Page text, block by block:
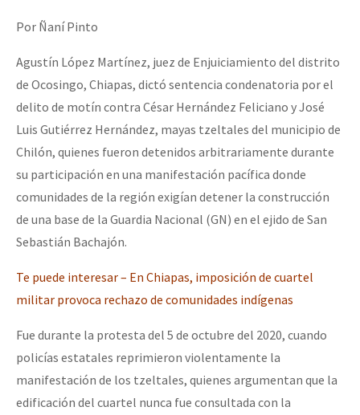
La Sexta
AutonomÍa y Resistencia
Megaproyectos
Migración
Presos
Mujeres
Niñxs
ETIQUETAS
MULTIMEDIA
Fotorreportaje
Video
Otras secciones
Dia 1: Encontro “Guerra contra a Humanidade”
[CDMX – 20 julio] Jornadas globales por la libertad de Jesús
“Sonhando a Terra do Bem Virá” se publica no Estado Espanhol
Se o México sabe, que o mundo saiba! Nossas lutas pela
[25 abr – CDMX] Tokín por el CNI: 30 años de Resistencia y
Por Ñaní Pinto
Agustín López Martínez, juez de Enjuiciamiento del distrito
de Ocosingo, Chiapas, dictó sentencia condenatoria por el
delito de motín contra César Hernández Feliciano y José
Luis Gutiérrez Hernández, mayas tzeltales del municipio de
Chilón, quienes fueron detenidos arbitrariamente durante
su participación en una manifestación pacífica donde
comunidades de la región exigían detener la construcción
de una base de la Guardia Nacional (GN) en el ejido de San
Sebastián Bachajón.
Te puede interesar – En Chiapas, imposición de cuartel
militar provoca rechazo de comunidades indígenas
Fue durante la protesta del 5 de octubre del 2020, cuando
policías estatales reprimieron violentamente la
manifestación de los tzeltales, quienes argumentan que la
edificación del cuartel nunca fue consultada con la